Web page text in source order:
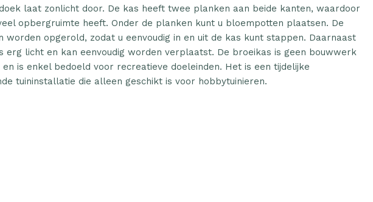
laat zonlicht door. De kas heeft twee planken aan beide kanten, waardoor
opbergruimte heeft. Onder de planken kunt u bloempotten plaatsen. De
worden opgerold, zodat u eenvoudig in en uit de kas kunt stappen. Daarnaast
erg licht en kan eenvoudig worden verplaatst. De broeikas is geen bouwwerk
is enkel bedoeld voor recreatieve doeleinden. Het is een tijdelijke
tuininstallatie die alleen geschikt is voor hobbytuinieren.